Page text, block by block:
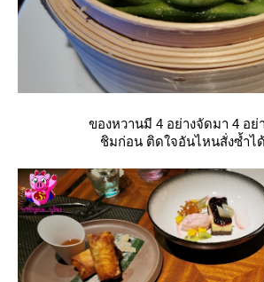
ของหวานมี 4 อย่างจัดมา 4 อย่
ชิมก่อน ติดใจอันไหนสั่งซ้ำไ